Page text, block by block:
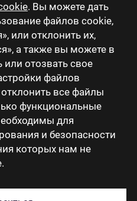
. Вы можете дать
файлов cookie,
или отклонить их,
а также вы можете в
отозвать свое
файлов
все файлы
функциональные
для
и безопасности
которых нам не